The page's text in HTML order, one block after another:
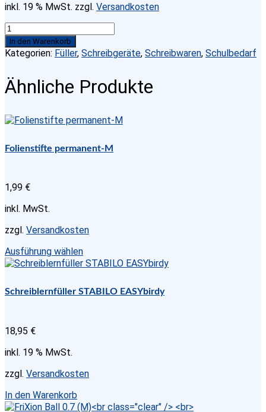
inkl. 19 % MwSt. zzgl. Versandkosten
PELIKAN
FÜLLER-
GRIFFIX-
PINK-
(LINKS)-
In den Warenkorb
Kategorien: Füller, Schreibgeräte, Schreibwaren, Schulbedarf
Ähnliche Produkte
Folienstifte permanent-M
1,99 €
inkl. MwSt.
zzgl. Versandkosten
Ausführung wählenDieses
Produkt
mehrere
Varianten
der
Produktseite
werden
Schreiblernfüller STABILO EASYbirdy
18,95 €
inkl. 19 % MwSt.
zzgl. Versandkosten
In den Warenkorb